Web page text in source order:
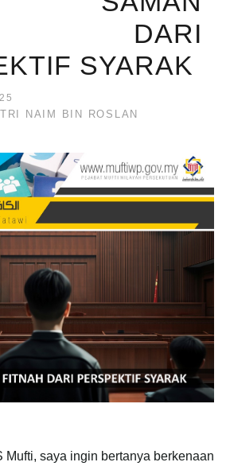
DARI
SYARAK
NAIM BIN ROSLAN
saya ingin bertanya berkenaan